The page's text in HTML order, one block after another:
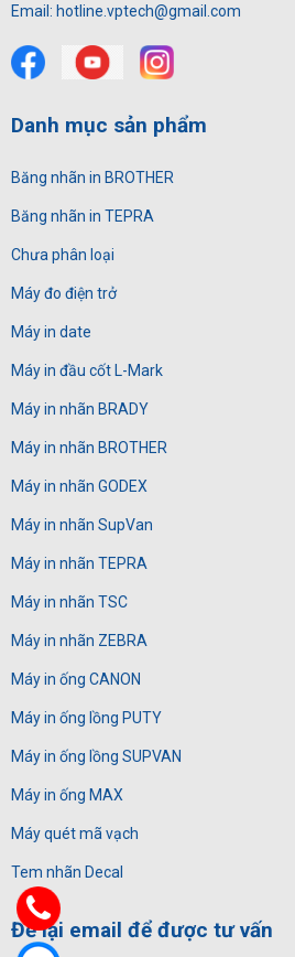
Email: hotline.vptech@gmail.com
Danh mục sản phẩm
Băng nhãn in BROTHER
Băng nhãn in TEPRA
Chưa phân loại
Máy đo điện trở
Máy in date
Máy in đầu cốt L-Mark
Máy in nhãn BRADY
Máy in nhãn BROTHER
Máy in nhãn GODEX
Máy in nhãn SupVan
Máy in nhãn TEPRA
Máy in nhãn TSC
Máy in nhãn ZEBRA
Máy in ống CANON
Máy in ống lồng PUTY
Máy in ống lồng SUPVAN
Máy in ống MAX
Máy quét mã vạch
Tem nhãn Decal
Để lại email để được tư vấn